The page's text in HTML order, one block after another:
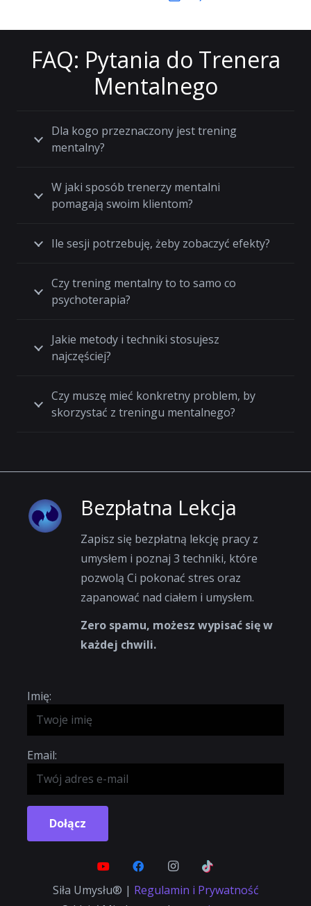
FAQ: Pytania do Trenera
Mentalnego
Dla kogo przeznaczony jest trening
mentalny?
W jaki sposób trenerzy mentalni
pomagają swoim klientom?
Ile sesji potrzebuję, żeby zobaczyć efekty?
Czy trening mentalny to to samo co
psychoterapia?
Jakie metody i techniki stosujesz
najczęściej?
Czy muszę mieć konkretny problem, by
skorzystać z treningu mentalnego?
Bezpłatna Lekcja
Zapisz się bezpłatną lekcję pracy z
umysłem i poznaj 3 techniki, które
pozwolą Ci pokonać stres oraz
zapanować nad ciałem i umysłem.
Zero spamu, możesz wypisać się w
każdej chwili.
Imię:
Email:
Dołącz
Siła Umysłu® | Regulamin i Prywatność